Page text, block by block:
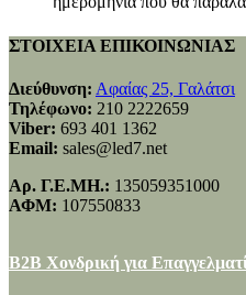
ΣΤΟΙΧΕΙΑ ΕΠΙΚΟΙΝΩΝΙΑΣ
Διεύθυνση: Αφαίας 25, Γαλάτσι
Τηλέφωνο: 210 2222659
Viber: 693 401 1362
Email: sales@led7.net
Αρ. Γ.Ε.ΜΗ.: 135059351000
ΑΦΜ: 107550833
B2B Χονδρική για